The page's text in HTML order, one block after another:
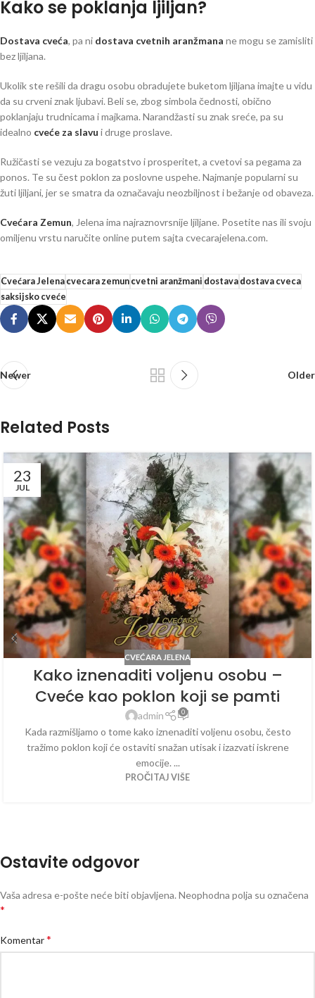
Kako se poklanja ljiljan?
Dostava cveća, pa ni dostava cvetnih aranžmana ne mogu se zamisliti
bez ljiljana.
Ukolik ste rešili da dragu osobu obradujete buketom ljiljana imajte u vidu
da su crveni znak ljubavi. Beli se, zbog simbola čednosti, obično
poklanjaju trudnicama i majkama. Narandžasti su znak sreće, pa su
idealno cveće za slavu i druge proslave.
Ružičasti se vezuju za bogatstvo i prosperitet, a cvetovi sa pegama za
ponos. Te su čest poklon za poslovne uspehe. Najmanje popularni su
žuti ljiljani, jer se smatra da označavaju neozbiljnost i bežanje od obaveza.
Cvećara Zemun, Jelena ima najraznovrsnije ljiljane. Posetite nas ili svoju
omiljenu vrstu naručite online putem sajta cvecarajelena.com.
Cvećara Jelenacvecara zemuncvetni aranžmani dostavadostava cveca
saksijsko cveće
Newer Older
Related Posts
23
JUL
CVEĆARA JELENA
Kako iznenaditi voljenu osobu –
Cveće kao poklon koji se pamti
admin 0
Kada razmišljamo o tome kako iznenaditi voljenu osobu, često
tražimo poklon koji će ostaviti snažan utisak i izazvati iskrene
emocije. ...
PROČITAJ VIŠE
Ostavite odgovor
Vaša adresa e-pošte neće biti objavljena. Neophodna polja su označena
*
Komentar*